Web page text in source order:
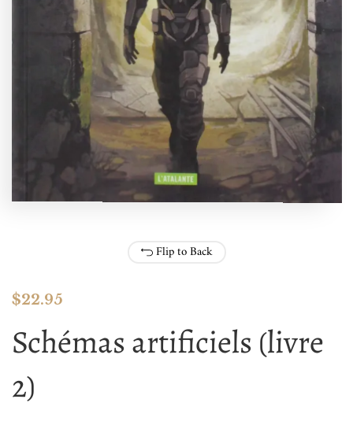
Flip to Back
$22.95
Schémas artificiels (livre
2)